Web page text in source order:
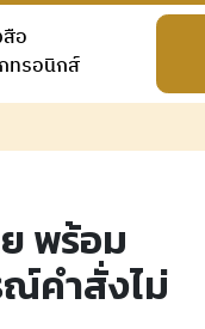
อ
ทรอนิกส์
พร้อม
ณ์คำสั่งไม่